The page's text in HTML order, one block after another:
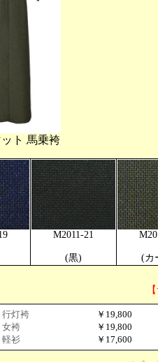
ト 馬乗袴
M2011-21
(黒) (カ
行灯袴 ￥19,800
女袴
￥19,800
軽衫
￥17,600